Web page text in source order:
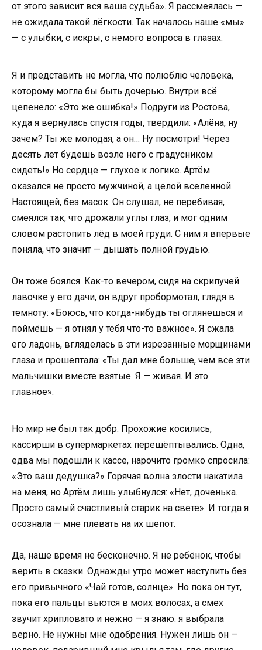
от этого зависит вся ваша судьба». Я рассмеялась —
не ожидала такой лёгкости. Так началось наше «мы»
— с улыбки, с искры, с немого вопроса в глазах.
Я и представить не могла, что полюблю человека,
которому могла бы быть дочерью. Внутри всё
цепенело: «Это же ошибка!» Подруги из Ростова,
куда я вернулась спустя годы, твердили: «Алёна, ну
зачем? Ты же молодая, а он… Ну посмотри! Через
десять лет будешь возле него с градусником
сидеть!» Но сердце — глухое к логике. Артём
оказался не просто мужчиной, а целой вселенной.
Настоящей, без масок. Он слушал, не перебивая,
смеялся так, что дрожали углы глаз, и мог одним
словом растопить лёд в моей груди. С ним я впервые
поняла, что значит — дышать полной грудью.
Он тоже боялся. Как-то вечером, сидя на скрипучей
лавочке у его дачи, он вдруг пробормотал, глядя в
темноту: «Боюсь, что когда-нибудь ты оглянешься и
поймёшь — я отнял у тебя что-то важное». Я сжала
его ладонь, вгляделась в эти изрезанные морщинами
глаза и прошептала: «Ты дал мне больше, чем все эти
мальчишки вместе взятые. Я — живая. И это
главное».
Но мир не был так добр. Прохожие косились,
кассирши в супермаркетах перешёптывались. Одна,
едва мы подошли к кассе, нарочито громко спросила:
«Это ваш дедушка?» Горячая волна злости накатила
на меня, но Артём лишь улыбнулся: «Нет, доченька.
Просто самый счастливый старик на свете». И тогда я
осознала — мне плевать на их шепот.
Да, наше время не бесконечно. Я не ребёнок, чтобы
верить в сказки. Однажды утро может наступить без
его привычного «Чай готов, солнце». Но пока он тут,
пока его пальцы вьются в моих волосах, а смех
звучит хрипловато и нежно — я знаю: я выбрала
верно. Не нужны мне одобрения. Нужен лишь он —